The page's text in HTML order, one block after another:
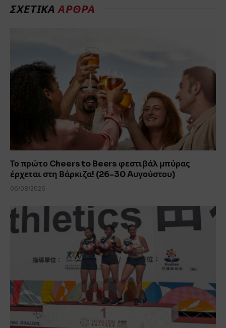
ΣΧΕΤΙΚΆΆΡΘΡΑ
Το πρώτο Cheers to Beers φεστιβάλ μπύρας
έρχεται στη Βάρκιζα! (26-30 Aυγούστου)
06/08/2026